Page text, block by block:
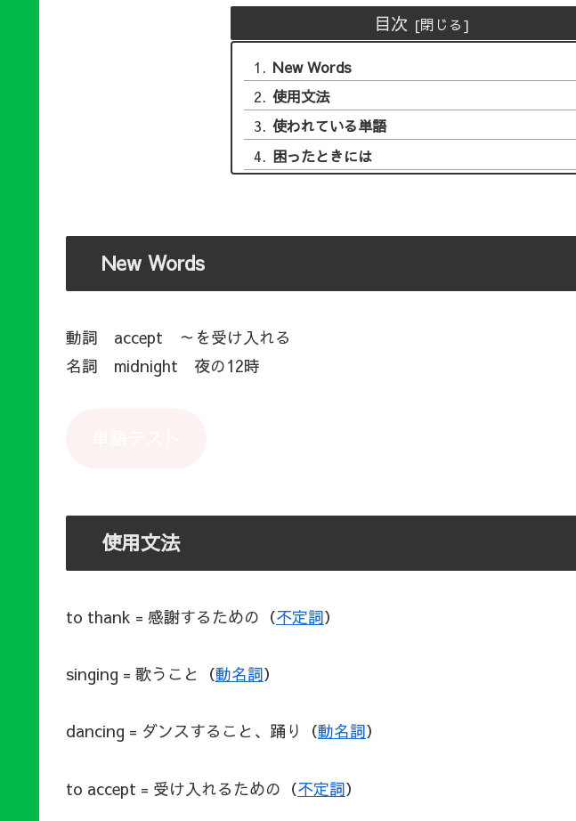
目次
New Words
使用文法
使われている単語
困ったときには
New Words
動詞 accept ～を受け入れる
名詞 midnight 夜の12時
使用文法
to thank = 感謝するための（不定詞）
singing = 歌うこと（動名詞）
dancing = ダンスすること、踊り（動名詞）
to accept = 受け入れるための（不定詞）